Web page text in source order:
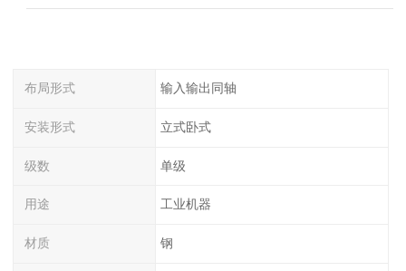
布局形式 输入输出同轴
安装形式 立式卧式
级数 单级
用途 工业机器
材质 钢